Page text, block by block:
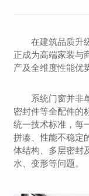
在建筑品质升
正成为高端家装与
产及全维度性能优
系统门窗并非
密封件等全配件的
统一技术标准，每
拼凑、性能不稳定
体结构、多层密封
水、变形等问题。